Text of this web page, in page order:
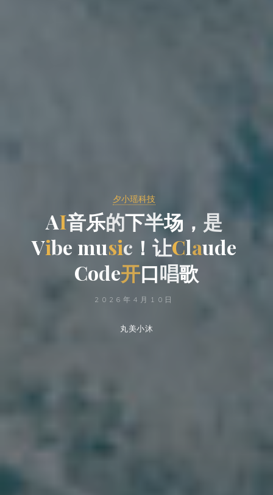
夕小瑶科技
A
AI音乐的下半场 ， 是
Vib
be mu
usic ！
！ 让Claud
de
Co
ode开口唱歌
2026年4月10日
丸美小沐